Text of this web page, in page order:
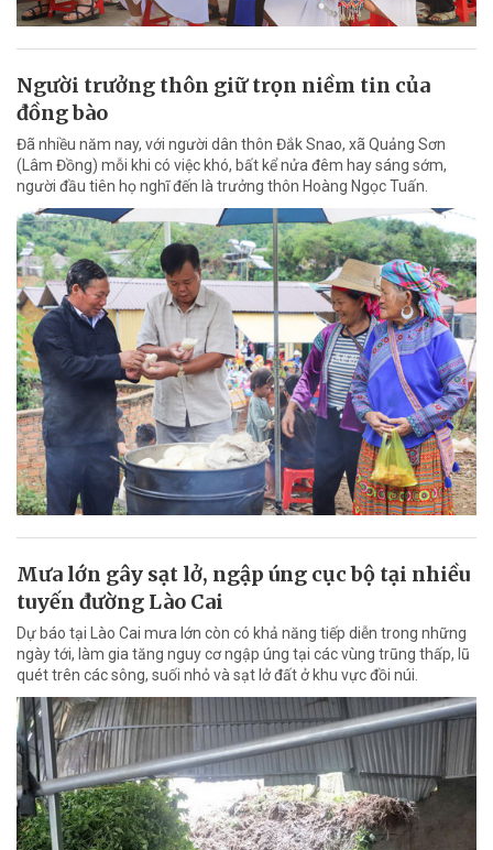
Người trưởng thôn giữ trọn niềm tin của
đồng bào
Đã nhiều năm nay, với người dân thôn Đắk Snao, xã Quảng Sơn
(Lâm Đồng) mỗi khi có việc khó, bất kể nửa đêm hay sáng sớm,
người đầu tiên họ nghĩ đến là trưởng thôn Hoàng Ngọc Tuấn.
Mưa lớn gây sạt lở, ngập úng cục bộ tại nhiều
tuyến đường Lào Cai
Dự báo tại Lào Cai mưa lớn còn có khả năng tiếp diễn trong những
ngày tới, làm gia tăng nguy cơ ngập úng tại các vùng trũng thấp, lũ
quét trên các sông, suối nhỏ và sạt lở đất ở khu vực đồi núi.